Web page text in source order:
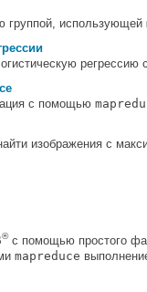
группой, использующей
с помощью
изображения с
®с помощью простого
mapreduce